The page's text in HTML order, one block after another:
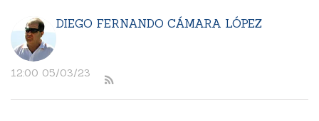
DIEGO FERNANDO CÁMARA LÓPEZ
12:00 05/03/23